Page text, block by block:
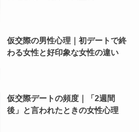
仮交際の男性心理｜初デートで終
わる女性と好印象な女性の違い
仮交際デートの頻度｜「2週間
後」と言われたときの女性心理